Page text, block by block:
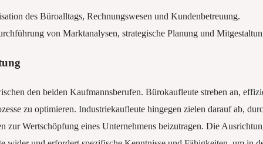
des Büroalltags, Rechnungswesen und Kundenbetreuung.
von Marktanalysen, strategische Planung und
den beiden Kaufmannsberufen. Bürokaufleute streben an,
zu optimieren. Industriekaufleute hingegen zielen darauf ab,
zur Wertschöpfung eines Unternehmens beizutragen. Die